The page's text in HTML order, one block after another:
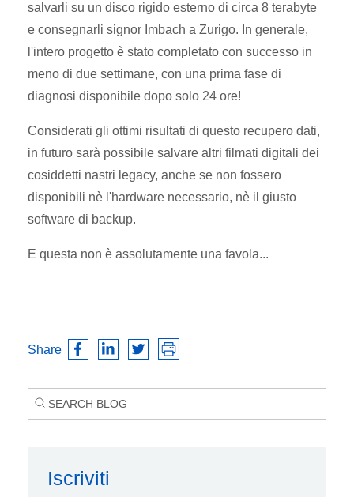
salvarli su un disco rigido esterno di circa 8 terabyte
e consegnarli signor Imbach a Zurigo. In generale,
l'intero progetto è stato completato con successo in
meno di due settimane, con una prima fase di
diagnosi disponibile dopo solo 24 ore!
Considerati gli ottimi risultati di questo recupero dati,
in futuro sarà possibile salvare altri filmati digitali dei
cosiddetti nastri legacy, anche se non fossero
disponibili nè l'hardware necessario, nè il giusto
software di backup.
E questa non è assolutamente una favola...
Share
Iscriviti